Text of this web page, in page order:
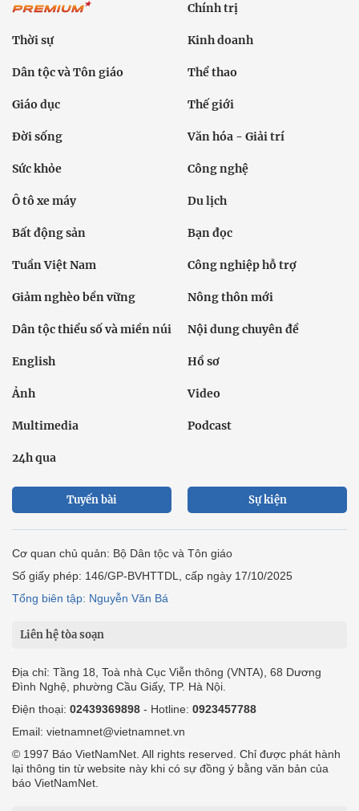
Chính trị
Thời sự Kinh doanh
Dân tộc và Tôn giáo Thể thao
Giáo dục Thế giới
Đời sống Văn hóa - Giải trí
Sức khỏe Công nghệ
Ô tô xe máy Du lịch
Bất động sản Bạn đọc
Tuần Việt Nam Công nghiệp hỗ trợ
Giảm nghèo bền vững Nông thôn mới
Dân tộc thiểu số và miền núi Nội dung chuyên đề
English Hồ sơ
Ảnh Video
Multimedia Podcast
24h qua
Tuyến bài Sự kiện
Cơ quan chủ quản: Bộ Dân tộc và Tôn giáo
Số giấy phép: 146/GP-BVHTTDL, cấp ngày 17/10/2025
Tổng biên tập: Nguyễn Văn Bá
Liên hệ tòa soạn
Địa chỉ: Tầng 18, Toà nhà Cục Viễn thông (VNTA), 68 Dương
Đình Nghệ, phường Cầu Giấy, TP. Hà Nội.
Điện thoại: 02439369898 - Hotline: 0923457788
Email: vietnamnet@vietnamnet.vn
© 1997 Báo VietNamNet. All rights reserved. Chỉ được phát hành
lại thông tin từ website này khi có sự đồng ý bằng văn bản của
báo VietNamNet.